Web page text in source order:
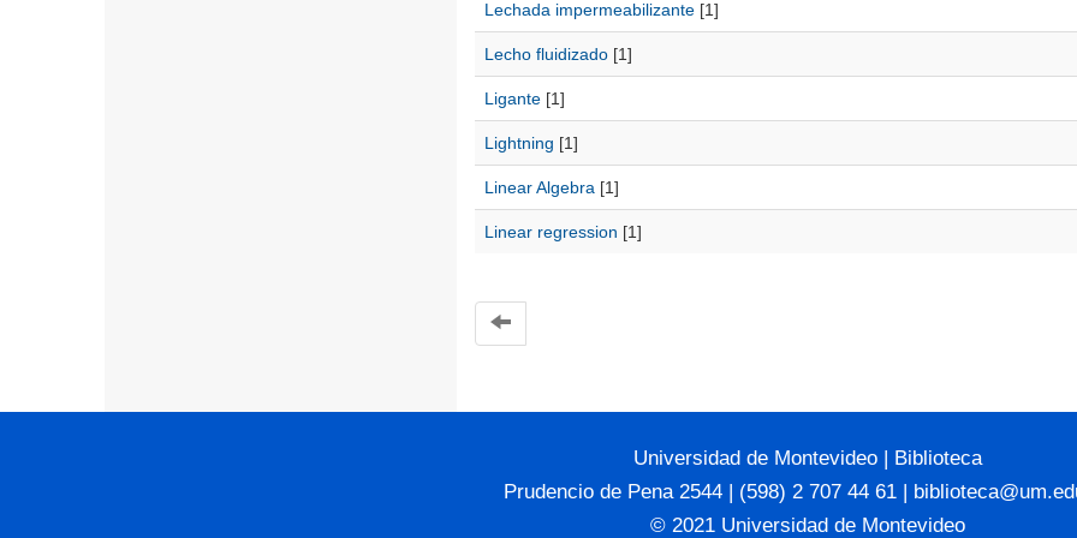
Lechada impermeabilizante[1]
Lecho fluidizado[1]
Ligante[1]
Lightning [1]
Linear Algebra [1]
Linear regression [1]
Universidad de Montevideo | Biblioteca
Prudencio de Pena 2544 | (598) 2 707 44 61 |
© 2021 Universidad de Montevideo